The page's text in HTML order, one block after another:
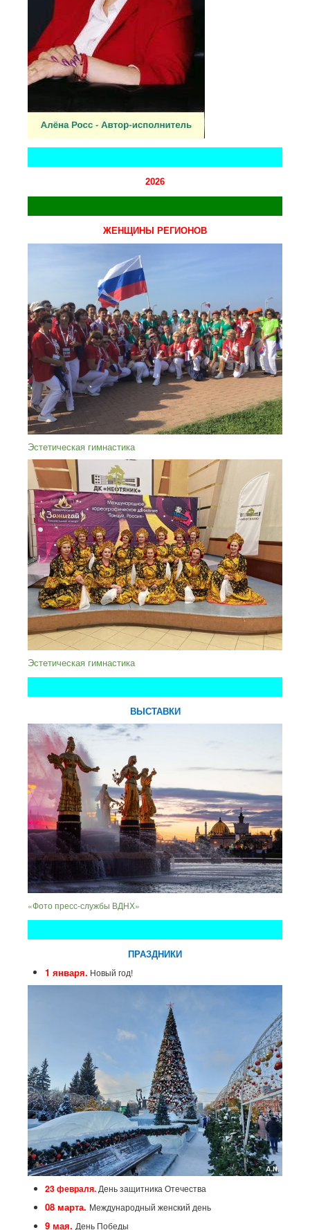
2026
ЖЕНЩИНЫ РЕГИОНОВ
Эстетическая гимнастика
Эстетическая гимнастика
ВЫСТАВКИ
«Фото пресс-службы ВДНХ»
ПРАЗДНИКИ
1 января. Новый год!
23 февраля. День защитника Отечества
08 марта. Международный женский день
9 мая. День Победы